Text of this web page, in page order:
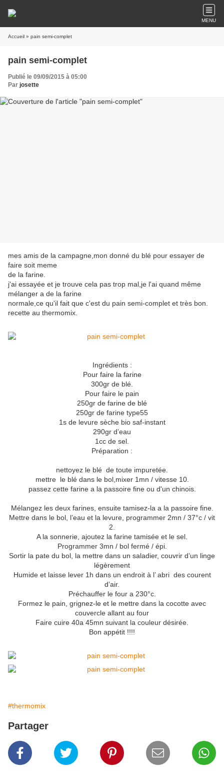
MENU
Accueil » pain semi-complet
pain semi-complet
Publié le 09/09/2015 à 05:00
Par josette
mes amis de la campagne,mon donné du blé pour essayer de
faire soit meme
de la farine.
j'ai essayée et je trouve cela pas trop mal,je l'ai quand même
mélanger a de la farine
normale,ce qu'il fait que c'est du pain semi-complet et très bon.
recette au thermomix.
Ingrédients :
Pour faire la farine
300gr de blé.
Pour faire le pain
250gr de farine de blé
250gr de farine type55
1s de levure sèche bio saf-instant
290gr d’eau
1cc de sel.
Préparation :
nettoyez le blé de toute impuretée.
mettre le blé dans le bol,mixer 1mn / vitesse 10.
passez cette farine a la passoire fine ou d'un chinois.
Mélangez les deux farines, ensuite tamisez-la a la passoire fine.
Mettre dans le bol, l’eau et la levure, programmer 2mn / 37°c / vit
2.
A la sonnerie, ajoutez la farine tamisée et le sel.
Programmer 3mn / bol fermé / épi.
Sortir la pate du bol, la mettre dans un saladier, couvrir d’un linge
légèrement
Humide et laisse lever 1h dans un endroit à l’ abri des courent
d’air.
Préchauffer le four a 230°c.
Formez le pain, grignez-le et le mettre dans la cocotte avec
couvercle allant au four
Faire cuire 40a 45mn suivant la couleur désirée.
Bon appétit !!!!
#thermomix
Partager